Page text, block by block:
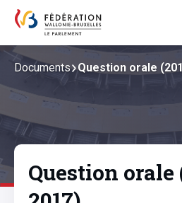
Documents Question orale
Question orale